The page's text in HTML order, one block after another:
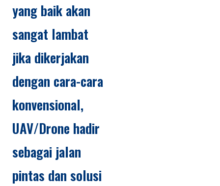
yang baik akan
sangat lambat
jika dikerjakan
dengan cara-cara
konvensional,
UAV/Drone hadir
sebagai jalan
pintas dan solusi